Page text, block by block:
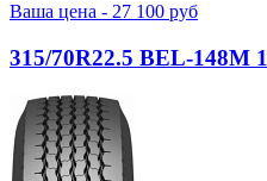
Ваша цена - 27 100 руб
315/70R22.5 BEL-148М